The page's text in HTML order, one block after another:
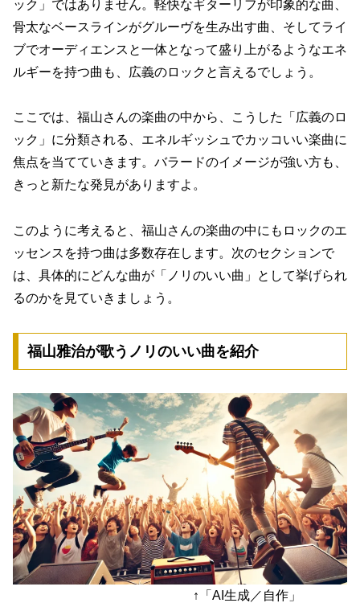
ック」ではありません。 軽快なギターリフが印象的な曲、
骨太なベースラインがグルーヴを生み出す曲、そしてライ
ブでオーディエンスと一体となって盛り上がるようなエネ
ルギーを持つ曲も、広義のロックと言えるでしょう。
ここでは、福山さんの楽曲の中から、こうした「広義のロ
ック」に分類される、エネルギッシュでカッコいい楽曲に
焦点を当てていきます。バラードのイメージが強い方も、
きっと新たな発見がありますよ。
このように考えると、福山さんの楽曲の中にもロックのエ
ッセンスを持つ曲は多数存在します。次のセクションで
は、具体的にどんな曲が「ノリのいい曲」として挙げられ
るのかを見ていきましょう。
福山雅治が歌うノリのいい曲を紹介
↑「AI生成／自作」